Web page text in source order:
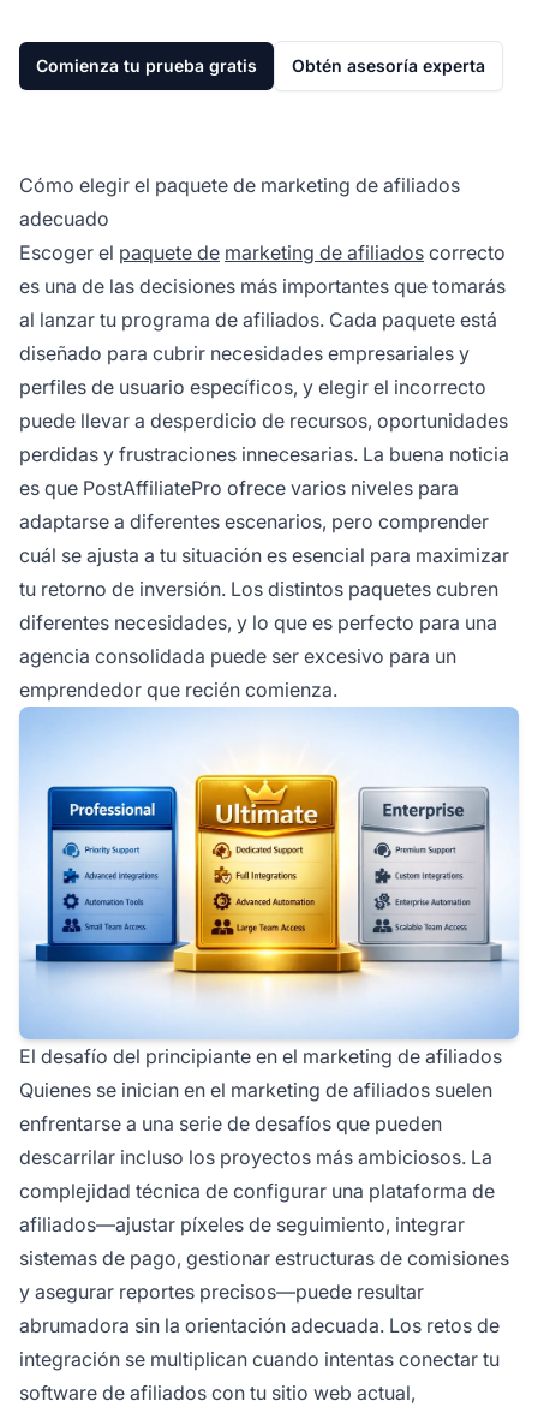
Comienza tu prueba gratis Obtén asesoría experta
Cómo elegir el paquete de marketing de afiliados
adecuado
Escoger el paquete de marketing de afiliados correcto
es una de las decisiones más importantes que tomarás
al lanzar tu programa de afiliados. Cada paquete está
diseñado para cubrir necesidades empresariales y
perfiles de usuario específicos, y elegir el incorrecto
puede llevar a desperdicio de recursos, oportunidades
perdidas y frustraciones innecesarias. La buena noticia
es que PostAffiliatePro ofrece varios niveles para
adaptarse a diferentes escenarios, pero comprender
cuál se ajusta a tu situación es esencial para maximizar
tu retorno de inversión. Los distintos paquetes cubren
diferentes necesidades, y lo que es perfecto para una
agencia consolidada puede ser excesivo para un
emprendedor que recién comienza.
El desafío del principiante en el marketing de afiliados
Quienes se inician en el marketing de afiliados suelen
enfrentarse a una serie de desafíos que pueden
descarrilar incluso los proyectos más ambiciosos. La
complejidad técnica de configurar una plataforma de
afiliados—ajustar píxeles de seguimiento, integrar
sistemas de pago, gestionar estructuras de comisiones
y asegurar reportes precisos—puede resultar
abrumadora sin la orientación adecuada. Los retos de
integración se multiplican cuando intentas conectar tu
software de afiliados con tu sitio web actual,